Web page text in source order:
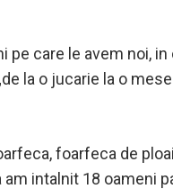
care le avem noi, in
la o jucarie la o
foarfeca de
intalnit 18 oameni